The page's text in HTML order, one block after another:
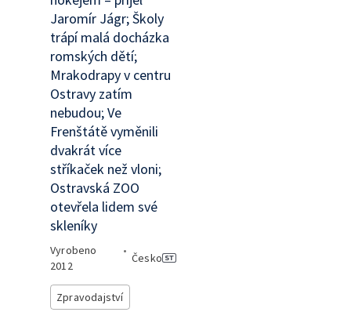
Jaromír Jágr; Školy
trápí malá docházka
romských dětí;
Mrakodrapy v centru
Ostravy zatím
nebudou; Ve
Frenštátě vyměnili
dvakrát více
stříkaček než vloni;
Ostravská ZOO
otevřela lidem své
skleníky
Vyrobeno
2012
•
Česko
Zpravodajství